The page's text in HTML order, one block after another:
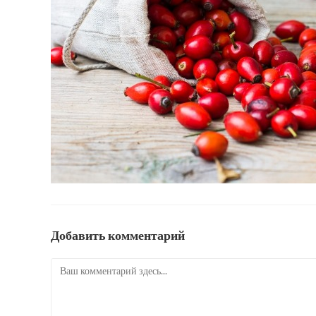
Добавить комментарий
Комментарий